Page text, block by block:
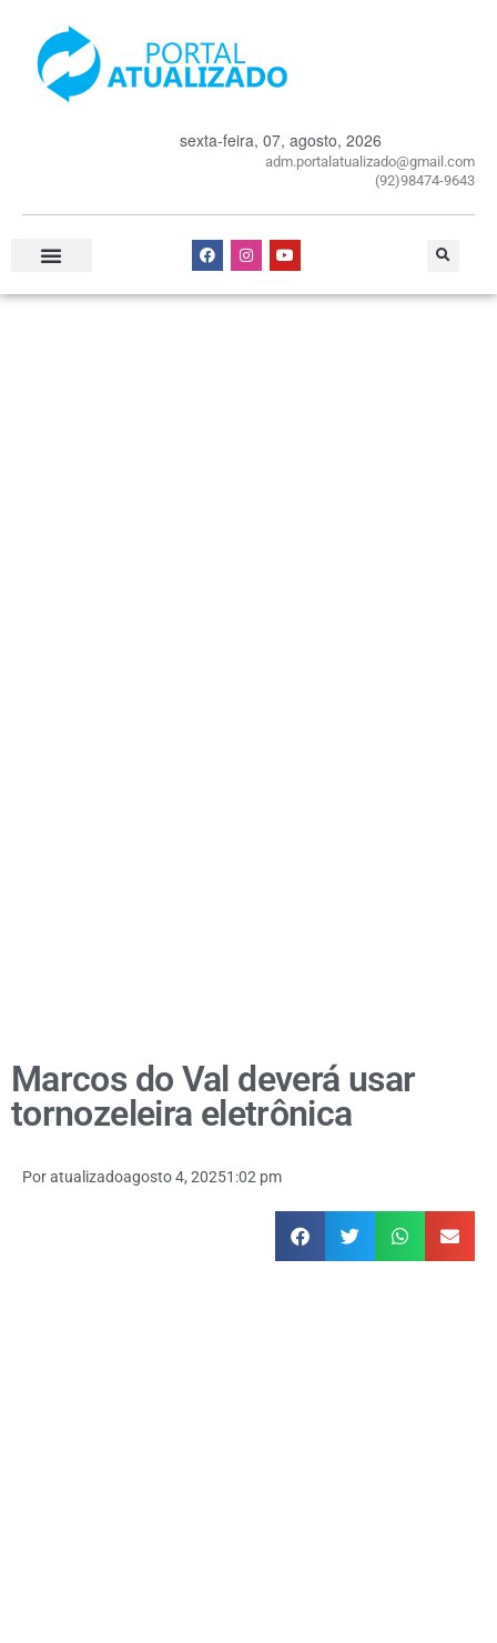
sexta-feira, 07, agosto, 2026
adm.portalatualizado@gmail.com
(92)98474-9643
Marcos do Val deverá usar
tornozeleira eletrônica
Poratualizadoagosto 4, 20251:02 pm